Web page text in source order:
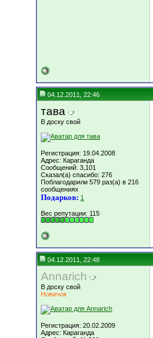
04.12.2011, 22:46
тава
В доску свой
Регистрация: 19.04.2008
Адрес: Караганда
Сообщений: 3,101
Сказал(а) спасибо: 276
Поблагодарили 579 раз(а) в 216
сообщениях
Подарков: 1
Вес репутации: 115
04.12.2011, 22:48
Annarich
В доску свой
Новичок
Регистрация: 20.02.2009
Адрес: Караганда